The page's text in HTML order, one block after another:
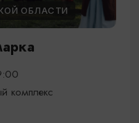
ОБЛАСТИ
комплекс